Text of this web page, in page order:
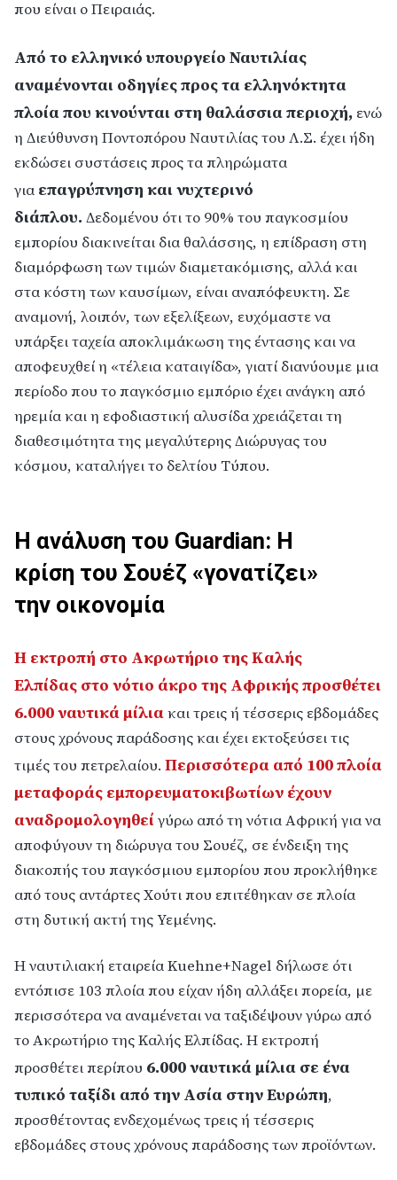
που είναι ο Πειραιάς.
Από το ελληνικό υπουργείο Ναυτιλίας
αναμένονται οδηγίες προς τα ελληνόκτητα
πλοία που κινούνται στη θαλάσσια περιοχή, ενώ
η Διεύθυνση Ποντοπόρου Ναυτιλίας του Λ.Σ. έχει ήδη
εκδώσει συστάσεις προς τα πληρώματα
για επαγρύπνηση και νυχτερινό
διάπλου. Δεδομένου ότι το 90% του παγκοσμίου
εμπορίου διακινείται δια θαλάσσης, η επίδραση στη
διαμόρφωση των τιμών διαμετακόμισης, αλλά και
στα κόστη των καυσίμων, είναι αναπόφευκτη. Σε
αναμονή, λοιπόν, των εξελίξεων, ευχόμαστε να
υπάρξει ταχεία αποκλιμάκωση της έντασης και να
αποφευχθεί η «τέλεια καταιγίδα», γιατί διανύουμε μια
περίοδο που το παγκόσμιο εμπόριο έχει ανάγκη από
ηρεμία και η εφοδιαστική αλυσίδα χρειάζεται τη
διαθεσιμότητα της μεγαλύτερης Διώρυγας του
κόσμου, καταλήγει το δελτίου Τύπου.
Η ανάλυση του Guardian: Η
κρίση του Σουέζ «γονατίζει»
την οικονομία
Η εκτροπή στο Ακρωτήριο της Καλής
Ελπίδας στο νότιο άκρο της Αφρικής προσθέτει
6.000 ναυτικά μίλιακαι τρεις ή τέσσερις εβδομάδες
στους χρόνους παράδοσης και έχει εκτοξεύσει τις
τιμές του πετρελαίου. Περισσότερα από 100 πλοία
μεταφοράς εμπορευματοκιβωτίων έχουν
αναδρομολογηθεί γύρω από τη νότια Αφρική για να
αποφύγουν τη διώρυγα του Σουέζ, σε ένδειξη της
διακοπής του παγκόσμιου εμπορίου που προκλήθηκε
από τους αντάρτες Χούτι που επιτέθηκαν σε πλοία
στη δυτική ακτή της Υεμένης.
Η ναυτιλιακή εταιρεία Kuehne+Nagel δήλωσε ότι
εντόπισε 103 πλοία που είχαν ήδη αλλάξει πορεία, με
περισσότερα να αναμένεται να ταξιδέψουν γύρω από
το Ακρωτήριο της Καλής Ελπίδας. Η εκτροπή
προσθέτει περίπου 6.000 ναυτικά μίλια σε ένα
τυπικό ταξίδι από την Ασία στην Ευρώπη,
προσθέτοντας ενδεχομένως τρεις ή τέσσερις
εβδομάδες στους χρόνους παράδοσης των προϊόντων.